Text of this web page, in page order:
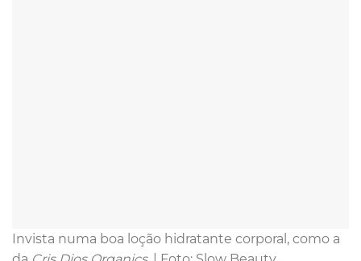
Invista numa boa loção hidratante corporal, como a